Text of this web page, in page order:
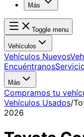
Más
Toggle menu
Vehículos
Vehículos Nuevos
Encuéntranos
Más
Compramos tu
Vehículos Usados/
2026